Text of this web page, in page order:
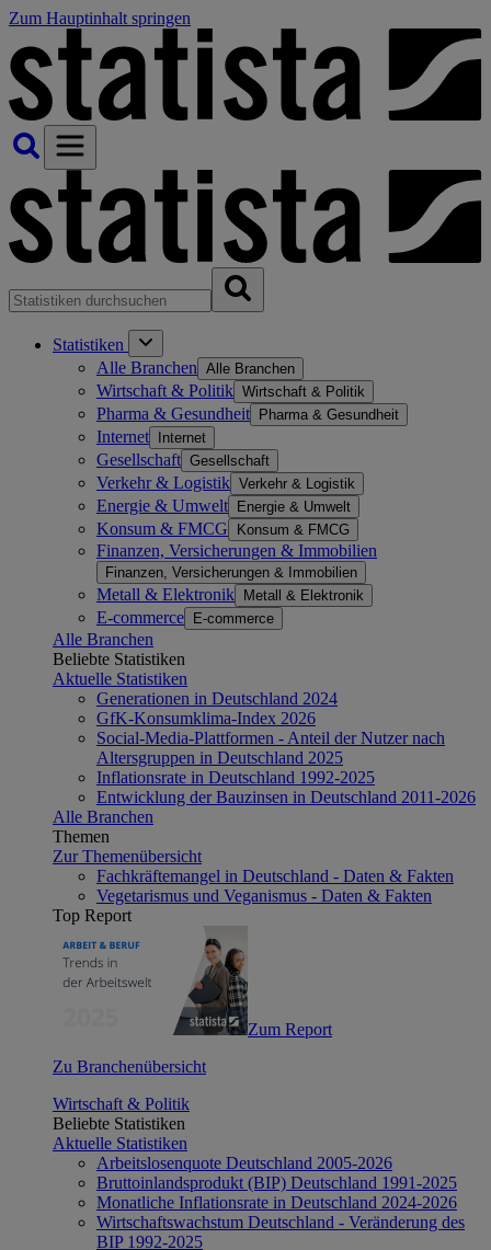
Zum Hauptinhalt springen
Statistiken
Alle Branchen Alle Branchen
Wirtschaft & Politik Wirtschaft & Politik
Pharma & Gesundheit Pharma & Gesundheit
Internet Internet
Gesellschaft Gesellschaft
Verkehr & Logistik Verkehr & Logistik
Energie & Umwelt Energie & Umwelt
Konsum & FMCG Konsum & FMCG
Finanzen, Versicherungen & Immobilien
Finanzen, Versicherungen & Immobilien
Metall & Elektronik Metall & Elektronik
E-commerce E-commerce
Alle Branchen
Beliebte Statistiken
Aktuelle Statistiken
Generationen in Deutschland 2024
GfK-Konsumklima-Index 2026
Social-Media-Plattformen - Anteil der Nutzer nach
Altersgruppen in Deutschland 2025
Inflationsrate in Deutschland 1992-2025
Entwicklung der Bauzinsen in Deutschland 2011-2026
Alle Branchen
Themen
Zur Themenübersicht
Fachkräftemangel in Deutschland - Daten & Fakten
Vegetarismus und Veganismus - Daten & Fakten
Top Report
Zum Report
Zu Branchenübersicht
Wirtschaft & Politik
Beliebte Statistiken
Aktuelle Statistiken
Arbeitslosenquote Deutschland 2005-2026
Bruttoinlandsprodukt (BIP) Deutschland 1991-2025
Monatliche Inflationsrate in Deutschland 2024-2026
Wirtschaftswachstum Deutschland - Veränderung des
BIP 1992-2025